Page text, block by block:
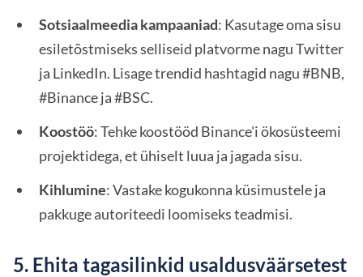
Sotsiaalmeedia kampaaniad: Kasutage oma sisu
esiletõstmiseks selliseid platvorme nagu Twitter
ja LinkedIn. Lisage trendid hashtagid nagu #BNB,
#Binance ja #BSC.
Koostöö: Tehke koostööd Binance'i ökosüsteemi
projektidega, et ühiselt luua ja jagada sisu.
Kihlumine: Vastake kogukonna küsimustele ja
pakkuge autoriteedi loomiseks teadmisi.
5. Ehita tagasilinkid usaldusväärsetest